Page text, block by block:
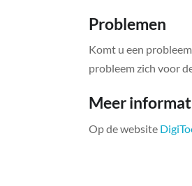
Problemen
Komt u een
probleem zich voor
Meer
Op de website